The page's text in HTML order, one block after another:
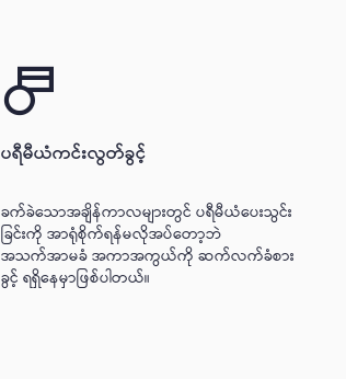
ပရီမီယံကင်းလွတ်ခွင့်
ခက်ခဲသောအချိန်ကာလများတွင် ပရီမီယံပေးသွင်း
ခြင်းကို အာရုံစိုက်ရန်မလိုအပ်တော့ဘဲ
အသက်အာမခံ အကာအကွယ်ကို ဆက်လက်ခံစား
ခွင့် ရရှိနေမှာဖြစ်ပါတယ်။